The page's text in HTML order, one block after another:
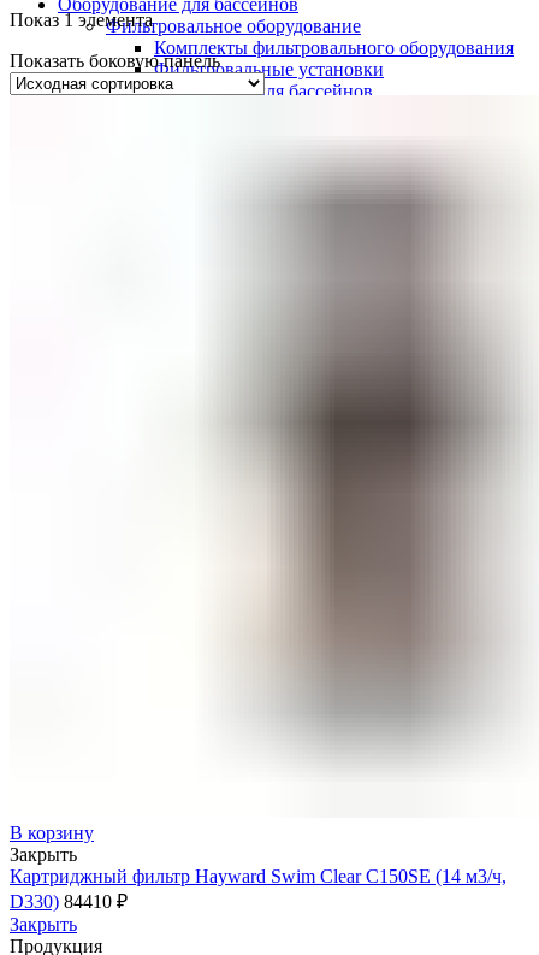
Оборудование для бассейнов
Фильтровальное оборудование
Комплекты фильтровального оборудования
Фильтровальные установки
Станции дозации для бассейнов
Показ 1 элемента
Показать боковую панель
В корзину
Закрыть
Картриджный фильтр Hayward Swim Clear C150SE (14 м3/ч,
D330) 84410 ₽
Закрыть
Продукция